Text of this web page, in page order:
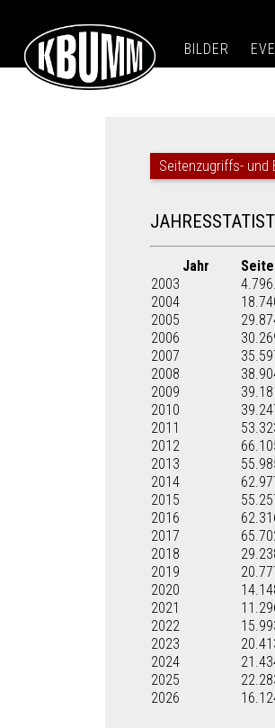
BILDER
Seitenzugriffs- und
Jahr
2003
2004
2005
2006
2007
2008
2009
2010
2011
2012
2013
2014
2015
2016
2017
2018
2019
2020
2021
2022
2023
2024
2025
2026